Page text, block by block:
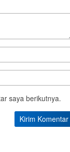
saya berikutnya.